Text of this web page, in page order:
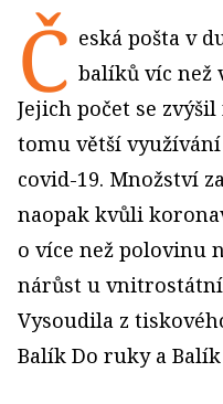
Č eská pošta v
balíků víc než
Jejich počet se
tomu větší
covid-19. Množství
naopak kvůli
o více než polovinu
nárůst u
Vysoudila z
Balík Do ruky a